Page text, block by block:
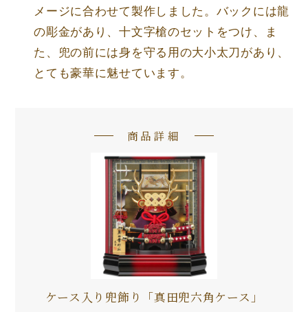
メージに合わせて製作しました。バックには龍
の彫金があり、十文字槍のセットをつけ、ま
た、兜の前には身を守る用の大小太刀があり、
とても豪華に魅せています。
商品詳細
ケース入り兜飾り「真田兜六角ケース」